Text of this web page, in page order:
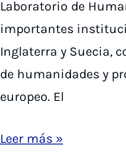
Laboratorio de
importantes
Inglaterra y Suecia,
de humanidades y
europeo. El
Director
Leer más »